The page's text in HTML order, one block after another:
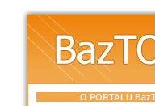
O PORTALU